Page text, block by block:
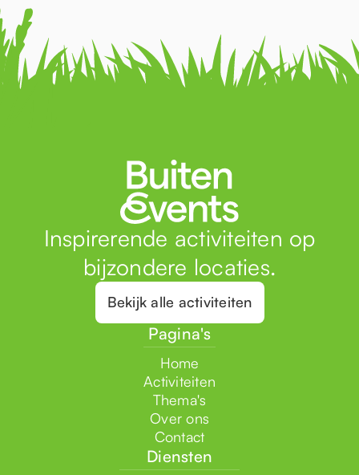
Inspirerende activiteiten op
bijzondere locaties.
Bekijk alle activiteiten
Pagina's
Home
Activiteiten
Thema's
Over ons
Contact
Diensten